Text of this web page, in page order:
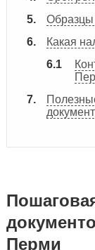
Образцы
Какая
Перми